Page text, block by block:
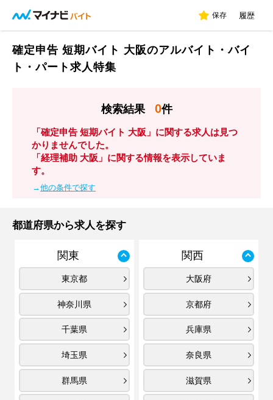
保存 履歴
確定申告 短期バイト 大阪のアルバイト・バイ
ト・パート求人特集
検索結果 0件
「確定申告 短期バイト 大阪」に関する求人は見つ
かりませんでした。
「経理補助 大阪」に関する情報を表示していま
す。
→他の条件で探す
都道府県から求人を探す
関東
東京都
神奈川県
千葉県
埼玉県
群馬県
関西
大阪府
京都府
兵庫県
奈良県
滋賀県